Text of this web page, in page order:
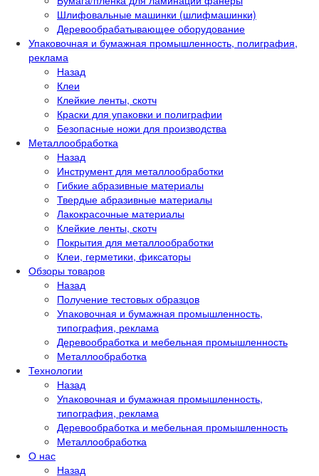
Шлифовальные машинки (шлифмашинки)
Деревообрабатывающее оборудование
Упаковочная и бумажная промышленность, полиграфия,
реклама
Назад
Клеи
Клейкие ленты, скотч
Краски для упаковки и полиграфии
Безопасные ножи для производства
Металлообработка
Назад
Инструмент для металлообработки
Гибкие абразивные материалы
Твердые абразивные материалы
Лакокрасочные материалы
Клейкие ленты, скотч
Покрытия для металлообработки
Клеи, герметики, фиксаторы
Обзоры товаров
Назад
Получение тестовых образцов
Упаковочная и бумажная промышленность,
типография, реклама
Деревообработка и мебельная промышленность
Металлообработка
Технологии
Назад
Упаковочная и бумажная промышленность,
типография, реклама
Деревообработка и мебельная промышленность
Металлообработка
О нас
Назад